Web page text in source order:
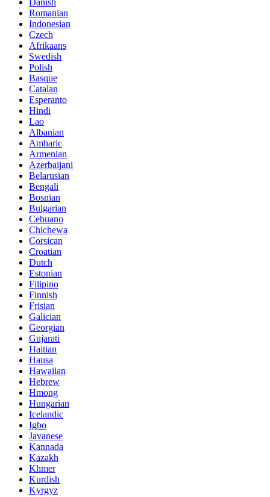
Romanian
Indonesian
Czech
Afrikaans
Swedish
Polish
Basque
Catalan
Esperanto
Hindi
Lao
Albanian
Amharic
Armenian
Azerbaijani
Belarusian
Bengali
Bosnian
Bulgarian
Cebuano
Chichewa
Corsican
Croatian
Dutch
Estonian
Filipino
Finnish
Frisian
Galician
Georgian
Gujarati
Haitian
Hausa
Hawaiian
Hebrew
Hmong
Hungarian
Icelandic
Igbo
Javanese
Kannada
Kazakh
Khmer
Kurdish
Kyrgyz